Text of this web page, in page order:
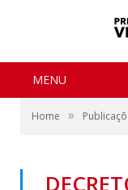
MENU
Home »